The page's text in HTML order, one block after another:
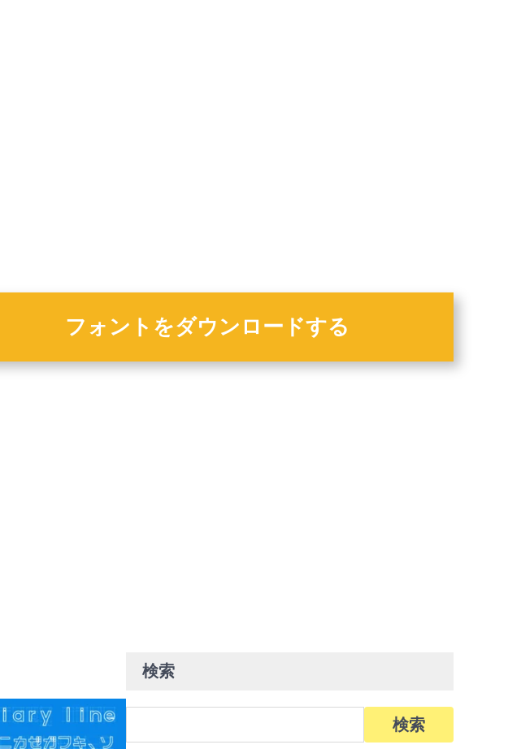
フォントをダウンロードする
検索